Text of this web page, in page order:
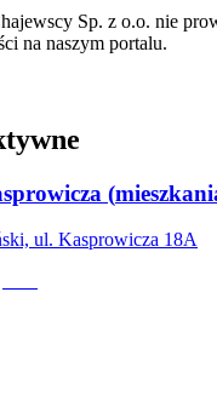
Sp. z o.o. nie
na naszym portalu.
(
ul. Kasprowicza 18A